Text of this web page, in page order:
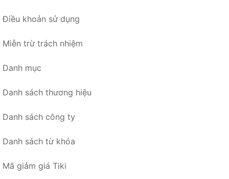
Điều khoản sử dụng
Miễn trừ trách nhiệm
Danh mục
Danh sách thương hiệu
Danh sách công ty
Danh sách từ khóa
Mã giảm giá Tiki